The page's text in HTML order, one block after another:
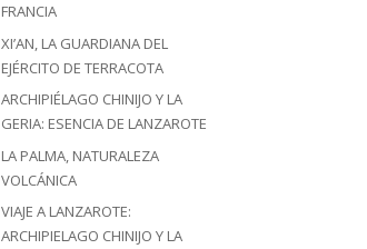
FRANCIA
XI’AN, LA GUARDIANA DEL
EJÉRCITO DE TERRACOTA
ARCHIPIÉLAGO CHINIJO Y LA
GERIA: ESENCIA DE LANZAROTE
LA PALMA, NATURALEZA
VOLCÁNICA
VIAJE A LANZAROTE:
ARCHIPIELAGO CHINIJO Y LA